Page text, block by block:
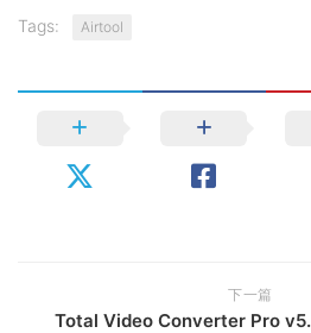
Tags: Airtool
下一篇
Total Video Converter Pro